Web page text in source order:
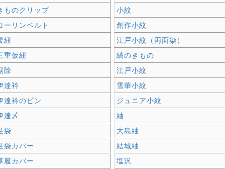
ものクリップ
ーリンベルト
紐
重仮紐
除
達衿
達衿のピン
達〆
袋
袋カバー
履カバー
小紋
創作小紋
江戸小紋（両面染）
縞のきもの
江戸小紋
雪華小紋
ジュニア小紋
紬
大島紬
結城紬
塩沢